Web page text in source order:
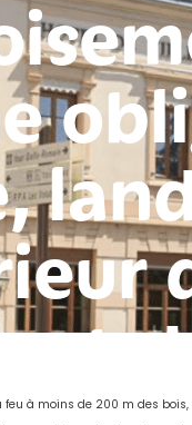
à moins de 200 m des